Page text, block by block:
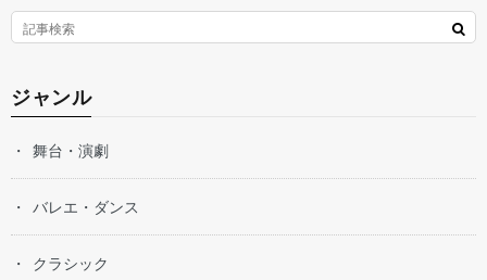
ジャンル
舞台・演劇
バレエ・ダンス
クラシック